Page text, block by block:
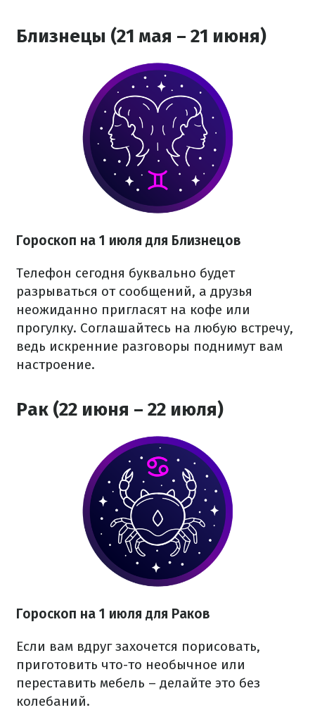
Близнецы (21 мая – 21 июня)
Гороскоп на 1 июля для Близнецов
Телефон сегодня буквально будет
разрываться от сообщений, а друзья
неожиданно пригласят на кофе или
прогулку. Соглашайтесь на любую встречу,
ведь искренние разговоры поднимут вам
настроение.
Рак (22 июня – 22 июля)
Гороскоп на 1 июля для Раков
Если вам вдруг захочется порисовать,
приготовить что-то необычное или
переставить мебель – делайте это без
колебаний.